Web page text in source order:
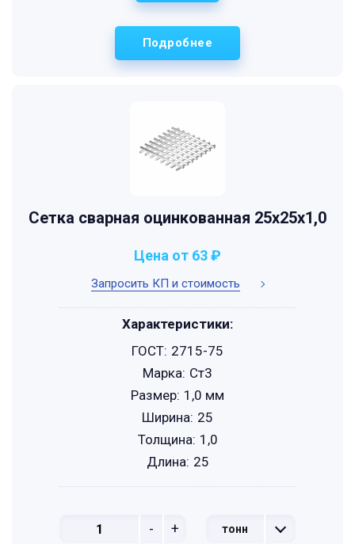
Подробнее
Сетка сварная оцинкованная 25х25х1,0
Запросить КП и стоимость
Цена от 63 ₽
- + тонн
Характеристики:
ГОСТ: 2715-75
Марка: Ст3
Размер: 1,0 мм
Ширина: 25
Толщина: 1,0
Длина: 25